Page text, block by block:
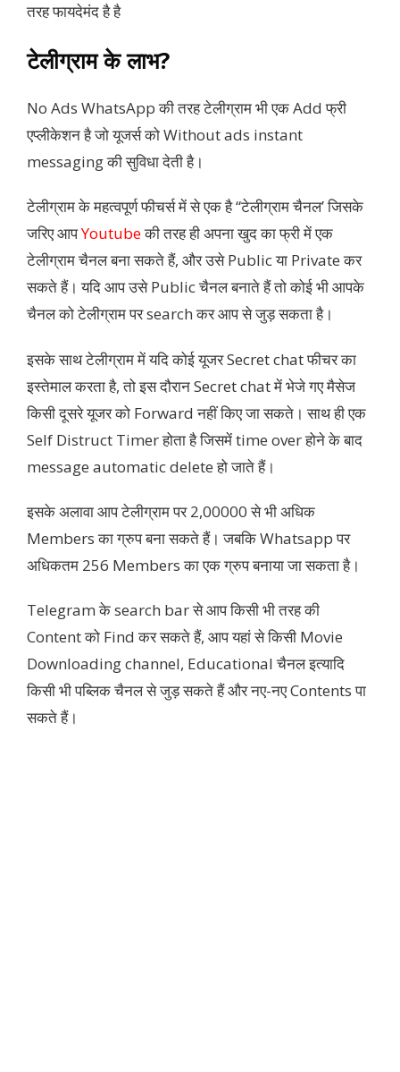
तरह फायदेमंद है है
टेलीग्राम के लाभ?
No Ads WhatsApp की तरह टेलीग्राम भी एक Add फ्री
एप्लीकेशन है जो यूजर्स को Without ads instant
messaging की सुविधा देती है।
टेलीग्राम के महत्वपूर्ण फीचर्स में से एक है “टेलीग्राम चैनल’ जिसके
जरिए आपYoutubeकी तरह ही अपना खुद का फ्री में एक
टेलीग्राम चैनल बना सकते हैं, और उसे Public या Private कर
सकते हैं। यदि आप उसे Public चैनल बनाते हैं तो कोई भी आपके
चैनल को टेलीग्राम पर search कर आप से जुड़ सकता है।
इसके साथ टेलीग्राम में यदि कोई यूजर Secret chat फीचर का
इस्तेमाल करता है, तो इस दौरान Secret chat में भेजे गए मैसेज
किसी दूसरे यूजर को Forward नहीं किए जा सकते। साथ ही एक
Self Distruct Timer होता है जिसमें time over होने के बाद
message automatic delete हो जाते हैं।
इसके अलावा आप टेलीग्राम पर 2,00000 से भी अधिक
Members का ग्रुप बना सकते हैं। जबकि Whatsapp पर
अधिकतम 256 Members का एक ग्रुप बनाया जा सकता है।
Telegram के search bar से आप किसी भी तरह की
Content को Find कर सकते हैं, आप यहां से किसी Movie
Downloading channel, Educational चैनल इत्यादि
किसी भी पब्लिक चैनल से जुड़ सकते हैं और नए-नए Contents पा
सकते हैं।